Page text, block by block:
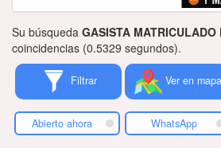
Su búsqueda GASISTA MATRICULADO
coincidencias (0.5329 segundos).
Filtrar Ver en mapa
Abierto ahora WhatsApp